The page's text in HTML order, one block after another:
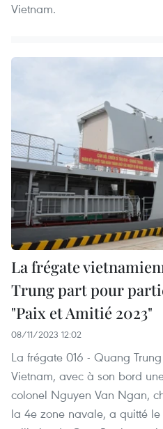
Vietnam.
La frégate
Trung part pour
"Paix et Amitié 2023"
08/11/2023 12:02
La frégate 016 - Quang
Vietnam, avec à son bord
colonel Nguyen Van Ngan,
la 4e zone navale, a quitté